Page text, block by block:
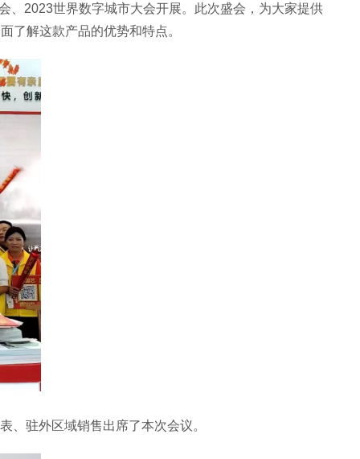
2023世界数字城市大会开展。此次盛会，为大家提供
了解这款产品的优势和特点。
驻外区域销售出席了本次会议。